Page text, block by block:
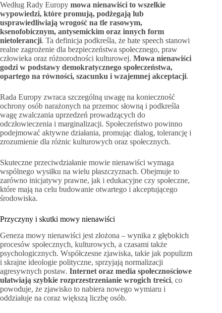
Według Rady Europy mowa nienawiści to wszelkie
wypowiedzi, które promują, podżegają lub
usprawiedliwiają wrogość na tle rasowym,
ksenofobicznym, antysemickim oraz innych form
nietolerancji. Ta definicja podkreśla, że hate speech stanowi
realne zagrożenie dla bezpieczeństwa społecznego, praw
człowieka oraz różnorodności kulturowej. Mowa nienawiści
godzi w podstawy demokratycznego społeczeństwa,
opartego na równości, szacunku i wzajemnej akceptacji.
Rada Europy zwraca szczególną uwagę na konieczność
ochrony osób narażonych na przemoc słowną i podkreśla
wagę zwalczania uprzedzeń prowadzących do
odczłowieczenia i marginalizacji. Społeczeństwo powinno
podejmować aktywne działania, promując dialog, tolerancję i
zrozumienie dla różnic kulturowych oraz społecznych.
Skuteczne przeciwdziałanie mowie nienawiści wymaga
wspólnego wysiłku na wielu płaszczyznach. Obejmuje to
zarówno inicjatywy prawne, jak i edukacyjne czy społeczne,
które mają na celu budowanie otwartego i akceptującego
środowiska.
Przyczyny i skutki mowy nienawiści
Geneza mowy nienawiści jest złożona – wynika z głębokich
procesów społecznych, kulturowych, a czasami także
psychologicznych. Współczesne zjawiska, takie jak populizm
i skrajne ideologie polityczne, sprzyjają normalizacji
agresywnych postaw. Internet oraz media społecznościowe
ułatwiają szybkie rozprzestrzenianie wrogich treści, co
powoduje, że zjawisko to nabiera nowego wymiaru i
oddziałuje na coraz większą liczbę osób.